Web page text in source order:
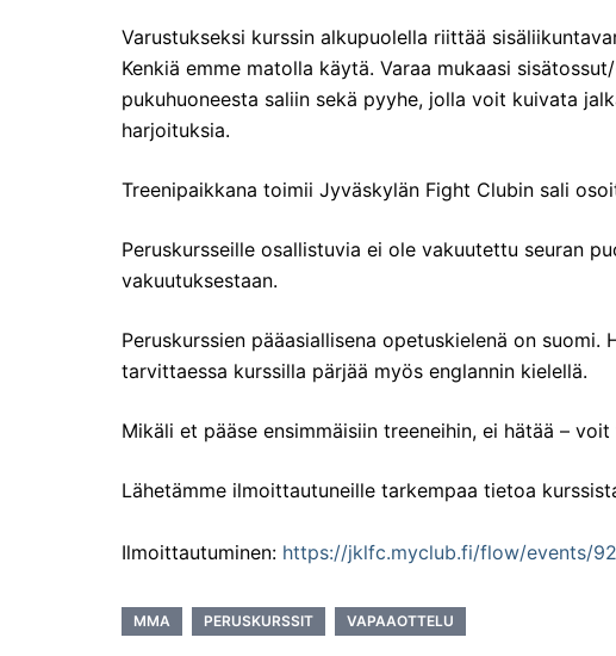
Varustukseksi kurssin alkupuolella riittää
Kenkiä emme matolla käytä. Varaa mukaasi
pukuhuoneesta saliin sekä pyyhe, jolla voit kuivata
harjoituksia.
Treenipaikkana toimii Jyväskylän Fight Clubin sali
Peruskursseille osallistuvia ei ole vakuutettu seuran
vakuutuksestaan.
Peruskurssien pääasiallisena opetuskielenä on
tarvittaessa kurssilla pärjää myös englannin kielellä.
Mikäli et pääse ensimmäisiin treeneihin, ei hätää –
Lähetämme ilmoittautuneille tarkempaa tietoa
Ilmoittautuminen: https://jklfc.myclub.fi/flow/events/
MMA PERUSKURSSIT VAPAAOTTELU